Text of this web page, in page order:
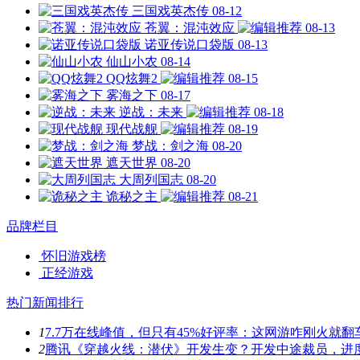
三国戏英杰传 08-12
苍翼：混沌效应
08-13
诺亚传说口袋版 08-13
仙山小农 08-14
QQ炫舞2
08-15
雾海之下 08-17
逆战：未来
08-18
现代战舰
08-19
梦战：剑之海 08-20
遮天世界 08-20
大周列国志 08-20
诡秘之主
08-21
品牌栏目
怀旧游戏榜
正经游戏
热门新闻排行
17.7万在线峰值，但只有45%好评率：这网游咋刚火就翻
2腾讯《穿越火线：潜伏》开发生变？开发中途裁员，进